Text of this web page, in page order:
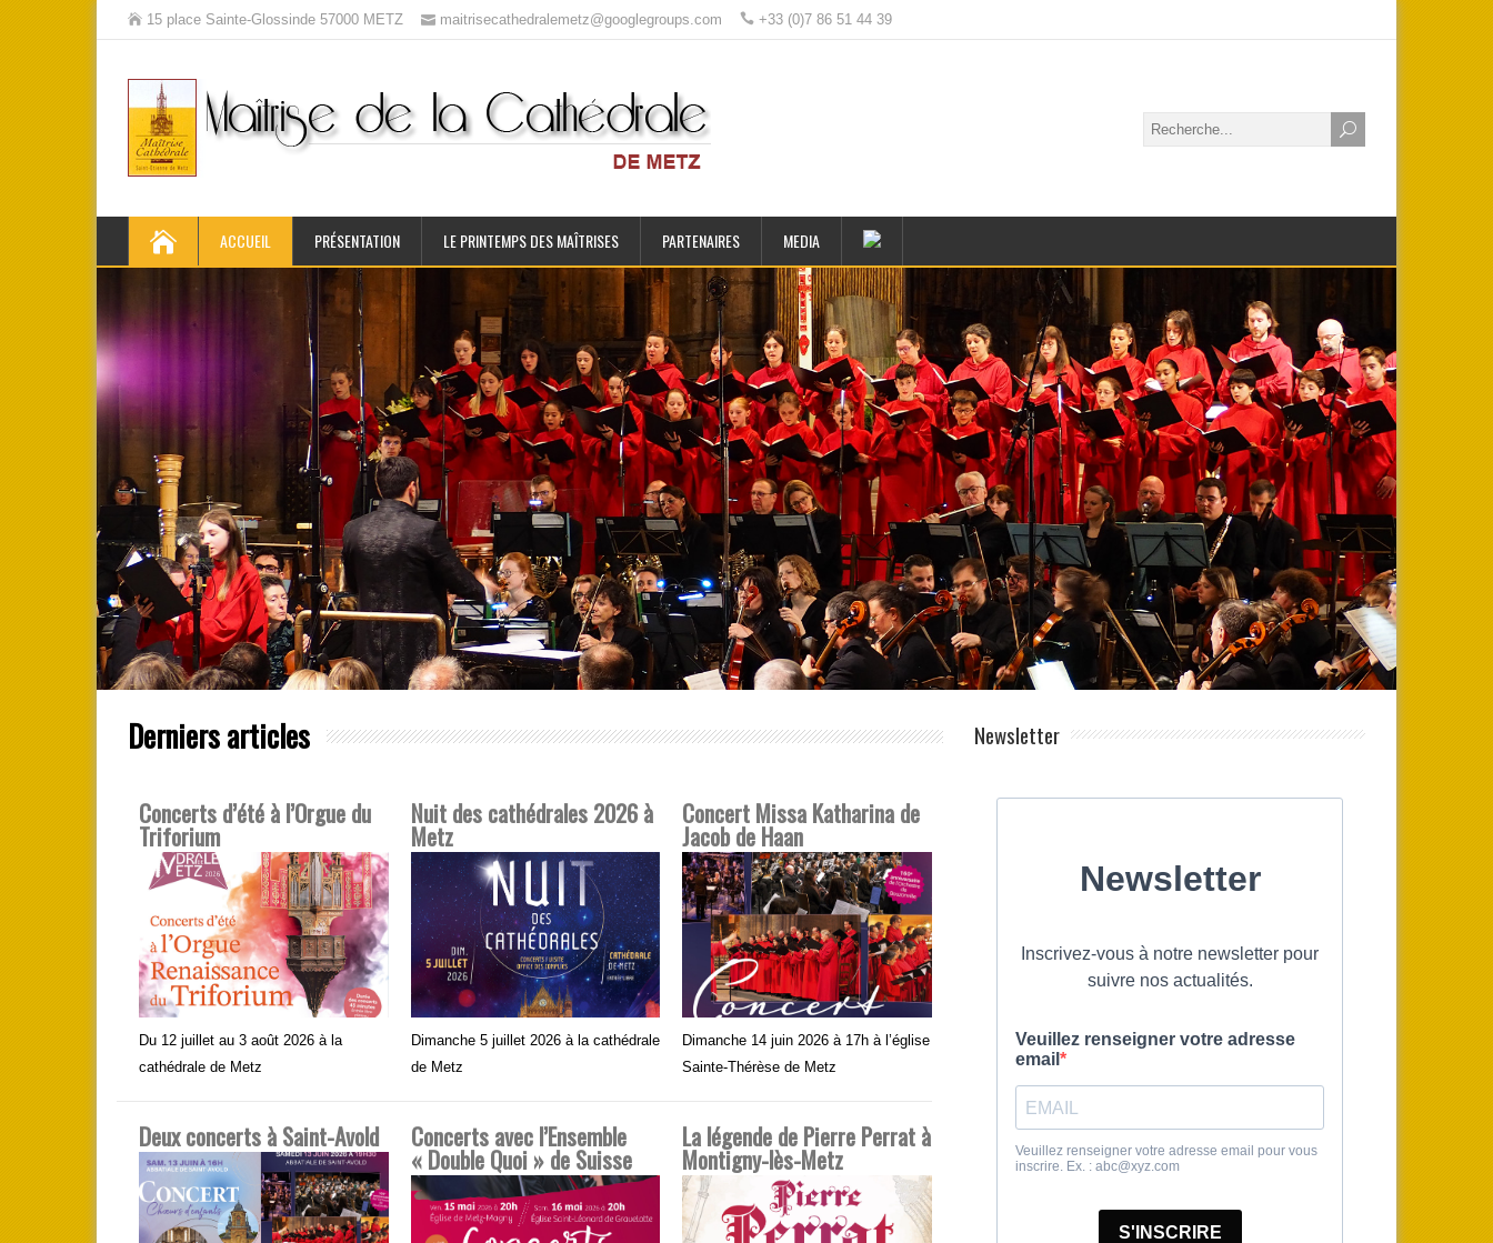
15 place Sainte-Glossinde 57000 METZ maitrisecathedralemetz@googlegroups.com +33 (0)7 86 51 44 39
ACCUEIL PRÉSENTATION LE PRINTEMPS DES MAÎTRISES PARTENAIRES MEDIA
Derniers articles
Concerts d’été à l’Orgue du
Triforium
Du 12 juillet au 3 août 2026 à la
cathédrale de Metz
Nuit des cathédrales 2026 à
Metz
Dimanche 5 juillet 2026 à la cathédrale
de Metz
Concert Missa Katharina de
Jacob de Haan
Dimanche 14 juin 2026 à 17h à l’église
Sainte-Thérèse de Metz
Deux concerts à Saint-Avold Concerts avec l’Ensemble
« Double Quoi » de Suisse
La légende de Pierre Perrat à
Montigny-lès-Metz
Newsletter